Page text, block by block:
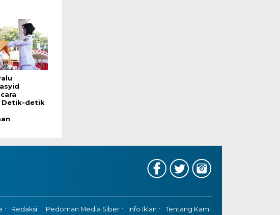
Detik-detik
Redaksi Pedoman Media Siber Info Iklan Tentang Kami